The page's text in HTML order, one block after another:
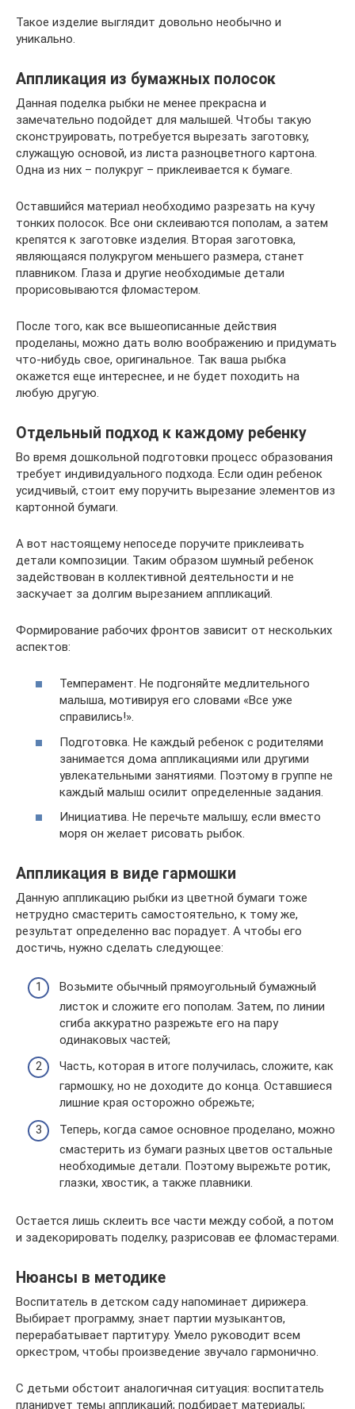
Такое изделие выглядит довольно необычно и
уникально.
Аппликация из бумажных полосок
Данная поделка рыбки не менее прекрасна и
замечательно подойдет для малышей. Чтобы такую
сконструировать, потребуется вырезать заготовку,
служащую основой, из листа разноцветного картона.
Одна из них – полукруг – приклеивается к бумаге.
Оставшийся материал необходимо разрезать на кучу
тонких полосок. Все они склеиваются пополам, а затем
крепятся к заготовке изделия. Вторая заготовка,
являющаяся полукругом меньшего размера, станет
плавником. Глаза и другие необходимые детали
прорисовываются фломастером.
После того, как все вышеописанные действия
проделаны, можно дать волю воображению и придумать
что-нибудь свое, оригинальное. Так ваша рыбка
окажется еще интереснее, и не будет походить на
любую другую.
Отдельный подход к каждому ребенку
Во время дошкольной подготовки процесс образования
требует индивидуального подхода. Если один ребенок
усидчивый, стоит ему поручить вырезание элементов из
картонной бумаги.
А вот настоящему непоседе поручите приклеивать
детали композиции. Таким образом шумный ребенок
задействован в коллективной деятельности и не
заскучает за долгим вырезанием аппликаций.
Формирование рабочих фронтов зависит от нескольких
аспектов:
Темперамент. Не подгоняйте медлительного
малыша, мотивируя его словами «Все уже
справились!».
Подготовка. Не каждый ребенок с родителями
занимается дома аппликациями или другими
увлекательными занятиями. Поэтому в группе не
каждый малыш осилит определенные задания.
Инициатива. Не перечьте малышу, если вместо
моря он желает рисовать рыбок.
Аппликация в виде гармошки
Данную аппликацию рыбки из цветной бумаги тоже
нетрудно смастерить самостоятельно, к тому же,
результат определенно вас порадует. А чтобы его
достичь, нужно сделать следующее:
Возьмите обычный прямоугольный бумажный
листок и сложите его пополам. Затем, по линии
сгиба аккуратно разрежьте его на пару
одинаковых частей;
Часть, которая в итоге получилась, сложите, как
гармошку, но не доходите до конца. Оставшиеся
лишние края осторожно обрежьте;
Теперь, когда самое основное проделано, можно
смастерить из бумаги разных цветов остальные
необходимые детали. Поэтому вырежьте ротик,
глазки, хвостик, а также плавники.
Остается лишь склеить все части между собой, а потом
и задекорировать поделку, разрисовав ее фломастерами.
Нюансы в методике
Воспитатель в детском саду напоминает дирижера.
Выбирает программу, знает партии музыкантов,
перерабатывает партитуру. Умело руководит всем
оркестром, чтобы произведение звучало гармонично.
С детьми обстоит аналогичная ситуация: воспитатель
планирует темы аппликаций; подбирает материалы;